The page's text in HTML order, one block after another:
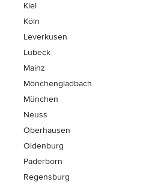
Kiel
Köln
Leverkusen
Lübeck
Mainz
Mönchen­gladbach
München
Neuss
Oberhausen
Oldenburg
Paderborn
Regensburg